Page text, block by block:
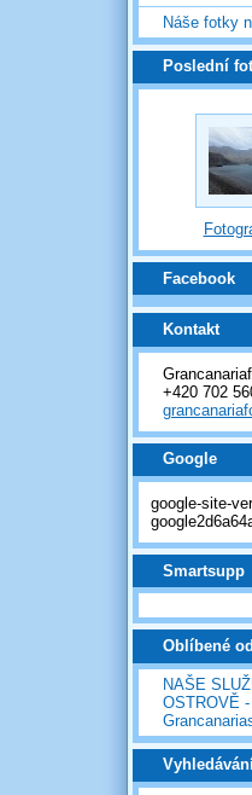
Náše fotky
Poslední
Facebook
Kontakt
+420 702
Google
google-site-
Smartsupp
Oblíbené
NAŠE
OSTROVĚ -